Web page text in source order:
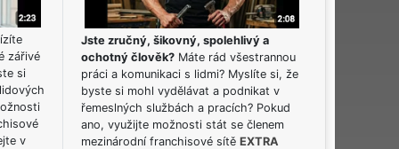
zářivé
si
v
Jste zručný, šikovný, spolehlivý a
ochotný člověk? Máte rád všestrannou
práci a komunikaci s lidmi? Myslíte si, že
byste si mohl vydělávat a podnikat v
řemeslných službách a pracích? Pokud
ano, využijte možnosti stát se členem
mezinárodní franchisové sítěEXTRA